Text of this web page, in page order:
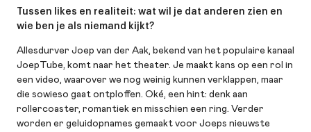
Tussen likes en realiteit: wat wil je dat anderen zien en
wie ben je als niemand kijkt?
Allesdurver Joep van der Aak, bekend van het populaire kanaal
JoepTube, komt naar het theater. Je maakt kans op een rol in
een video, waarover we nog weinig kunnen verklappen, maar
die sowieso gaat ontploffen. Oké, een hint: denk aan
rollercoaster, romantiek en misschien een ring. Verder
worden er geluidopnames gemaakt voor Joeps nieuwste